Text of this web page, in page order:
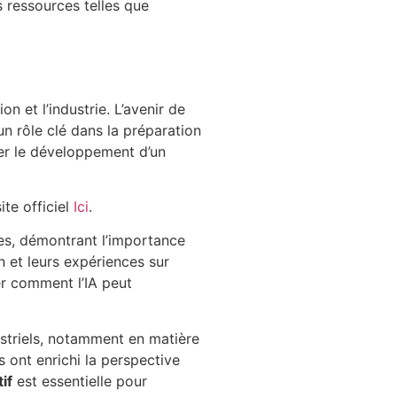
ressources telles que
et l’industrie. L’avenir de
rôle clé dans la préparation
le développement d’un
officiel Ici.
démontrant l’importance
et leurs expériences sur
comment l’IA peut
notamment en matière
ont enrichi la perspective
est essentielle pour